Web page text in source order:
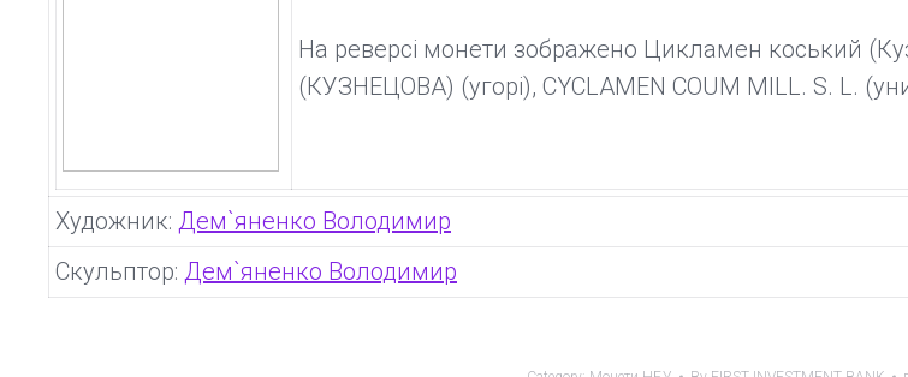
На реверсі монети зображено Цикламен коський
(КУЗНЕЦОВА) (угорі), CYCLAMEN COUM MILL. S. L.
Художник: Дем`яненко Володимир
Скульптор: Дем`яненко Володимир